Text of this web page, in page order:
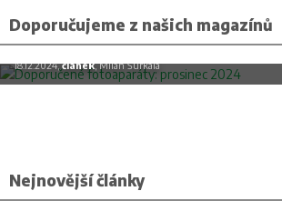
Doporučujeme z našich magazínů
Doporučené fotoaparáty: prosinec 2024
18.12.2024,článek, Milan Šurkala
Nejnovější články